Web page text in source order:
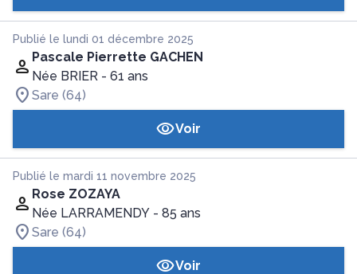
Publié le lundi 01 décembre 2025
Pascale Pierrette GACHEN
Née BRIER - 61 ans
Sare (64)
Voir
Publié le mardi 11 novembre 2025
Rose ZOZAYA
Née LARRAMENDY - 85 ans
Sare (64)
Voir